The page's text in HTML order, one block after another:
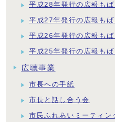
平成28年発行の広報もば
平成27年発行の広報もば
平成26年発行の広報もば
平成25年発行の広報もば
広聴事業
市長への手紙
市長と話し合う会
市民ふれあいミーティン